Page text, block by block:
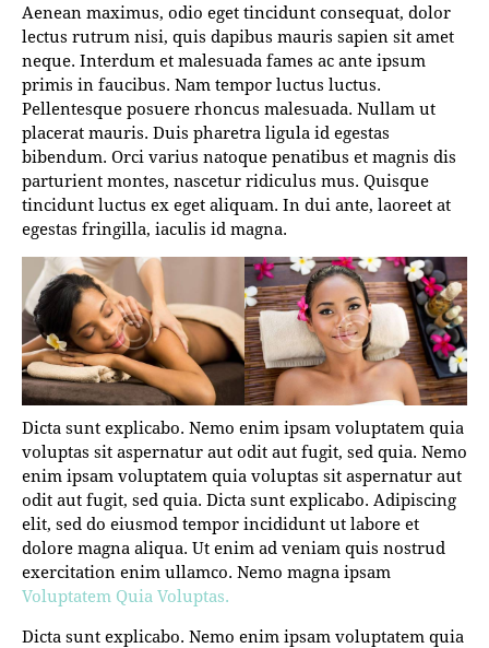
Aenean maximus, odio eget tincidunt consequat, dolor
lectus rutrum nisi, quis dapibus mauris sapien sit amet
neque. Interdum et malesuada fames ac ante ipsum
primis in faucibus. Nam tempor luctus luctus.
Pellentesque posuere rhoncus malesuada. Nullam ut
placerat mauris. Duis pharetra ligula id egestas
bibendum. Orci varius natoque penatibus et magnis dis
parturient montes, nascetur ridiculus mus. Quisque
tincidunt luctus ex eget aliquam. In dui ante, laoreet at
egestas fringilla, iaculis id magna.
Dicta sunt explicabo. Nemo enim ipsam voluptatem quia
voluptas sit aspernatur aut odit aut fugit, sed quia. Nemo
enim ipsam voluptatem quia voluptas sit aspernatur aut
odit aut fugit, sed quia. Dicta sunt explicabo. Adipiscing
elit, sed do eiusmod tempor incididunt ut labore et
dolore magna aliqua. Ut enim ad veniam quis nostrud
exercitation enim ullamco. Nemo magna ipsam
Voluptatem Quia Voluptas.
Dicta sunt explicabo. Nemo enim ipsam voluptatem quia